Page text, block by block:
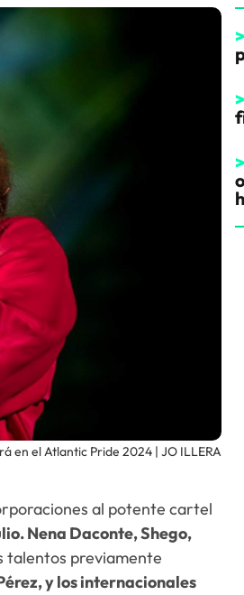
en el Atlantic Pride 2024 | JO ILLERA
al potente cartel
Nena Daconte, Shego,
talentos previamente
y los internacionales
>
>
>